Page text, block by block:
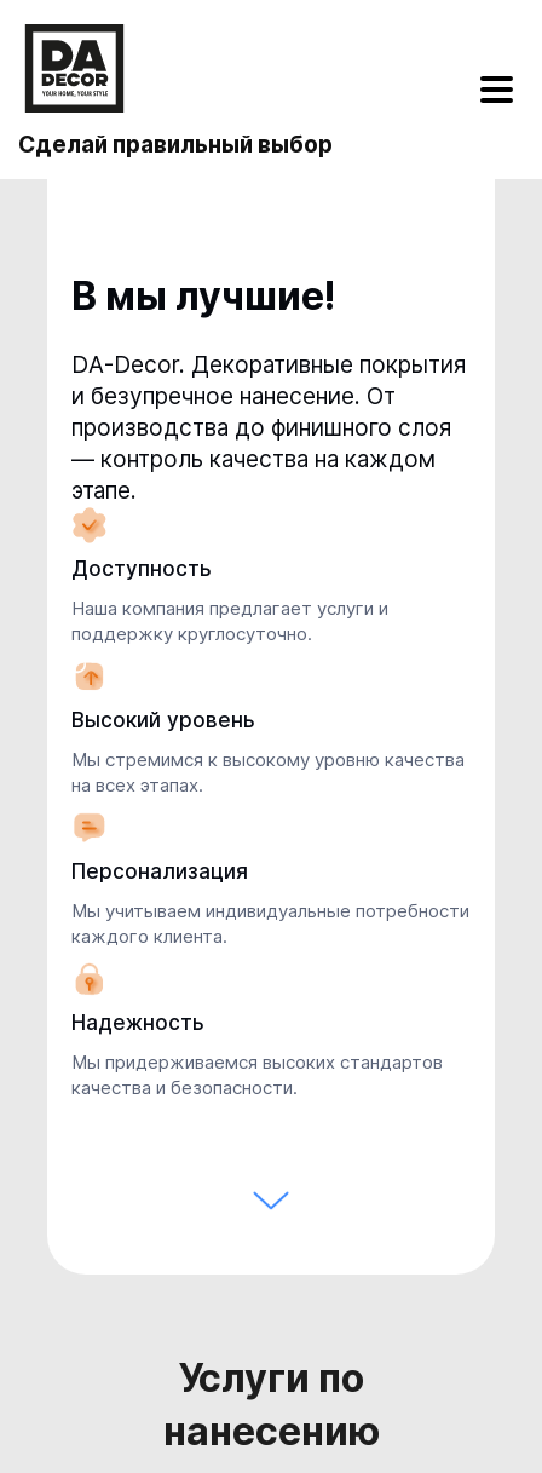
Сделай правильный выбор
В мы лучшие!
DА-Decor. Декоративные покрытия
и безупречное нанесение. От
производства до финишного слоя
— контроль качества на каждом
этапе.
Доступность
Наша компания предлагает услуги и
поддержку круглосуточно.
Высокий уровень
Мы стремимся к высокому уровню качества
на всех этапах.
Персонализация
Мы учитываем индивидуальные потребности
каждого клиента.
Надежность
Мы придерживаемся высоких стандартов
качества и безопасности.
Услуги по
нанесению